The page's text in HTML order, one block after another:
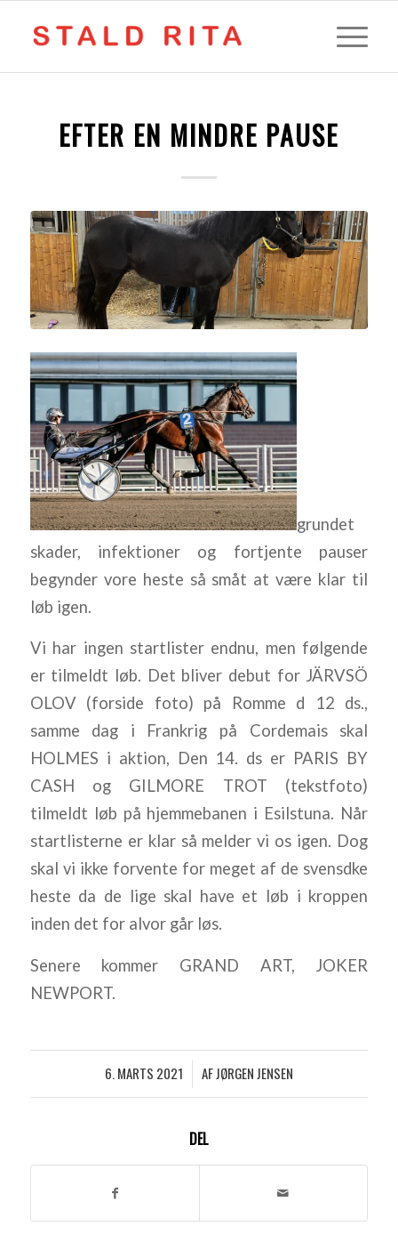
EFTER EN MINDRE PAUSE
grundet
skader, infektioner og fortjente pauser
begynder vore heste så småt at være klar til
løb igen.
Vi har ingen startlister endnu, men følgende
er tilmeldt løb. Det bliver debut for JÄRVSÖ
OLOV (forside foto) på Romme d 12 ds.,
samme dag i Frankrig på Cordemais skal
HOLMES i aktion, Den 14. ds er PARIS BY
CASH og GILMORE TROT (tekstfoto)
tilmeldt løb på hjemmebanen i Esilstuna. Når
startlisterne er klar så melder vi os igen. Dog
skal vi ikke forvente for meget af de svensdke
heste da de lige skal have et løb i kroppen
inden det for alvor går løs.
Senere kommer GRAND ART, JOKER
NEWPORT.
6. MARTS 2021
/ AFJØRGEN JENSEN
DEL